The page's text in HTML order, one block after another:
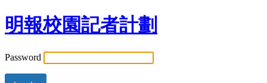
明報校園記者計劃
Password